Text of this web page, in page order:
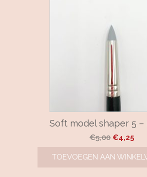
Soft model shaper 5 –
€5,00
was:
€4,25
is:
TOEVOEGEN AAN